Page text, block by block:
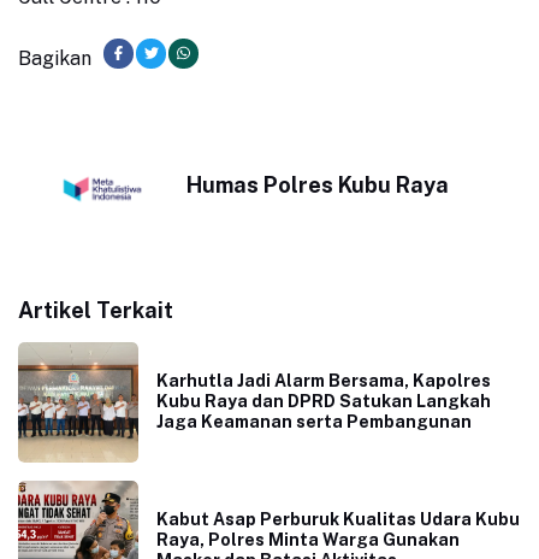
Bagikan
Humas Polres Kubu Raya
Artikel Terkait
Karhutla Jadi Alarm Bersama, Kapolres
Kubu Raya dan DPRD Satukan Langkah
Jaga Keamanan serta Pembangunan
Kabut Asap Perburuk Kualitas Udara Kubu
Raya, Polres Minta Warga Gunakan